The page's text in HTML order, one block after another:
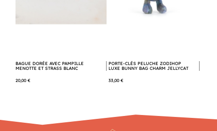
BAGUE DORÉE AVEC PAMPILLE
MENOTTE ET STRASS BLANC
20,00 €
PORTE-CLÉS PELUCHE ZODIHOP
LUXE BUNNY BAG CHARM JELLYCAT
33,00 €